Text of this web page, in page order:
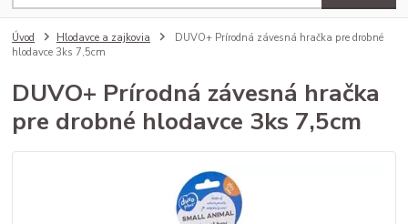
Úvod Hlodavce a zajkovia
DUVO+ Prírodná závesná hračka pre drobné
hlodavce 3ks 7,5cm
DUVO+ Prírodná závesná hračka
pre drobné hlodavce 3ks 7,5cm